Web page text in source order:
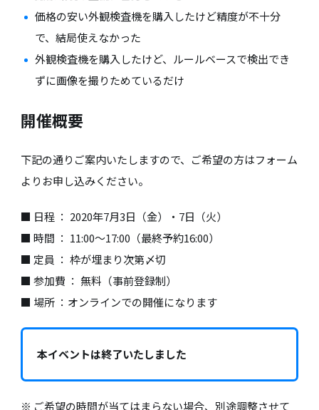
価格の安い外観検査機を購入したけど精度が不十分
で、結局使えなかった
外観検査機を購入したけど、ルールベースで検出でき
ずに画像を撮りためているだけ
開催概要
下記の通りご案内いたしますので、ご希望の方はフォーム
よりお申し込みください。
■ 日程 ： 2020年7月3日（金）・7日（火）
■ 時間 ： 11:00〜17:00（最終予約16:00）
■ 定員 ： 枠が埋まり次第〆切
■ 参加費 ： 無料（事前登録制）
■ 場所 ：オンラインでの開催になります
本イベントは終了いたしました
※ ご希望の時間が当てはまらない場合、別途調整させて